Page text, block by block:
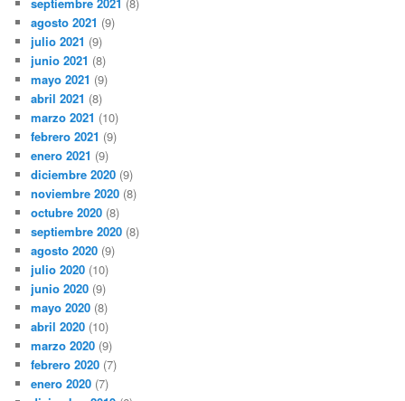
agosto 2021 (9)
julio 2021 (9)
junio 2021 (8)
mayo 2021 (9)
abril 2021 (8)
marzo 2021 (10)
febrero 2021 (9)
enero 2021 (9)
diciembre 2020 (9)
noviembre 2020 (8)
octubre 2020 (8)
septiembre 2020 (8)
agosto 2020 (9)
julio 2020 (10)
junio 2020 (9)
mayo 2020 (8)
abril 2020 (10)
marzo 2020 (9)
febrero 2020 (7)
enero 2020 (7)